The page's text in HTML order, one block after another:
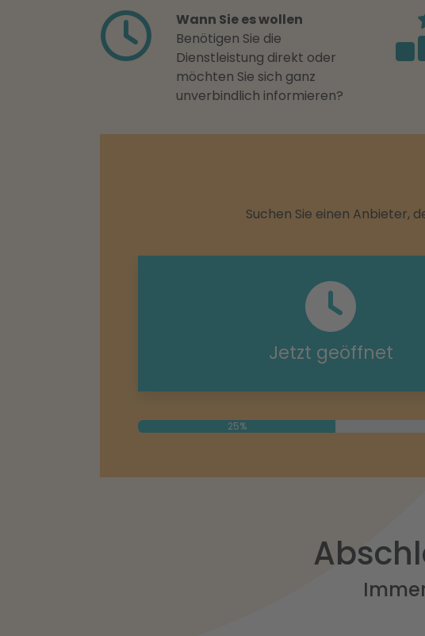
Wann Sie es wollen
Benötigen Sie die
Dienstleistung direkt oder
möchten Sie sich ganz
unverbindlich informieren?
Suchen Sie einen Anbieter,
Jetzt geöffnet
25%